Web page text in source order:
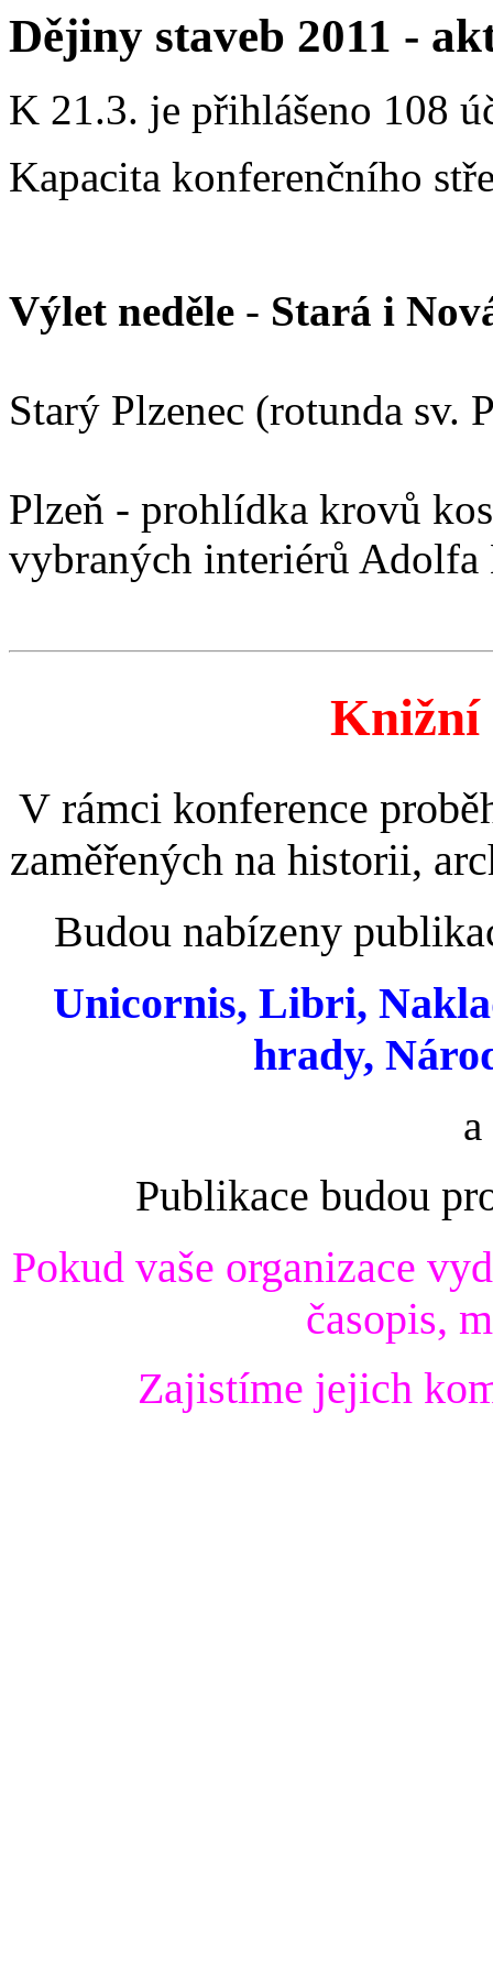
Dějiny staveb 2011 -
K 21.3. je přihlášeno 108
Kapacita konferenčního
Výlet neděle - Stará i
Starý Plzenec (rotunda sv.
Plzeň - prohlídka krovů
vybraných interiérů Adolfa
Knižní
V rámci konference
zaměřených na historii,
Budou nabízeny
Unicornis, Libri,
hrady,
Publikace budou
Pokud vaše organizace
časopis,
Zajistíme jejich